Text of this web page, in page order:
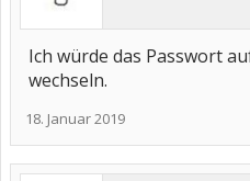
Ich würde das Passwort
wechseln.
18. Januar 2019